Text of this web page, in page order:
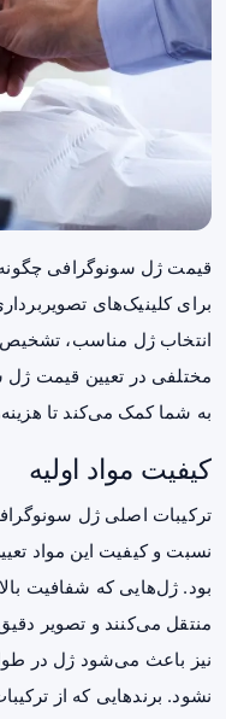
قیمت ژل سونوگرافی
برای کلینیک‌های
انتخاب ژل مناسب،
مختلفی در تعیین قیمت
به شما کمک می‌کند تا
کیفیت مواد اولیه
ترکیبات اصلی ژل
نسبت و کیفیت این مواد
بود. ژل‌هایی که شفافیت
منتقل می‌کنند و تصویر
نیز باعث می‌شود ژل در
نشود. برندهایی که از